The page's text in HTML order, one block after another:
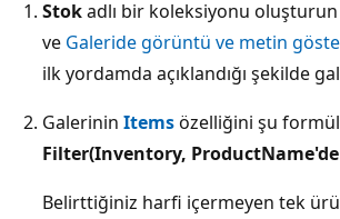
Stokadlı bir koleksiyonu oluşturun
ve Galeride görüntü ve metin
ilk yordamda açıklandığı şekilde
Galerinin Itemsözelliğini şu
Filter(Inventory,
Belirttiğiniz harfi içermeyen tek